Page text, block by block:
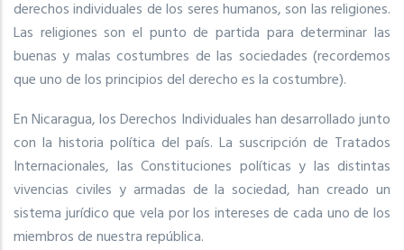
derechos individuales de los seres humanos, son las religiones.
Las religiones son el punto de partida para determinar las
buenas y malas costumbres de las sociedades (recordemos
que uno de los principios del derecho es la costumbre).
En Nicaragua, los Derechos Individuales han desarrollado junto
con la historia política del país. La suscripción de Tratados
Internacionales, las Constituciones políticas y las distintas
vivencias civiles y armadas de la sociedad, han creado un
sistema jurídico que vela por los intereses de cada uno de los
miembros de nuestra república.